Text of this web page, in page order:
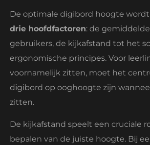
De optimale digibord hoogte
drie hoofdfactoren: de
gebruikers, de kijkafstand tot het
ergonomische principes. Voor
voornamelijk zitten, moet het
digibord op ooghoogte zijn
zitten.
De kijkafstand speelt een cruciale
bepalen van de juiste hoogte. Bij